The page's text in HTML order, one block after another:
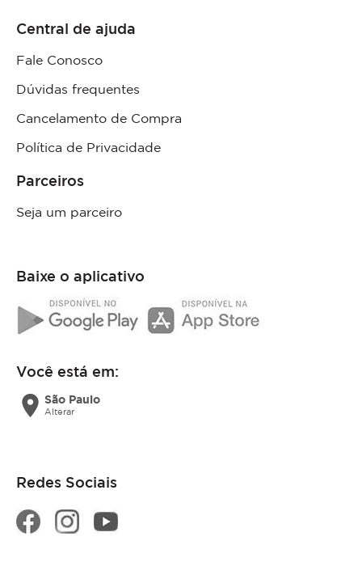
Central de ajuda
Fale Conosco
Dúvidas frequentes
Cancelamento de Compra
Política de Privacidade
Parceiros
Seja um parceiro
Baixe o aplicativo
Você está em:
location_on São Paulo
Alterar
Redes Sociais